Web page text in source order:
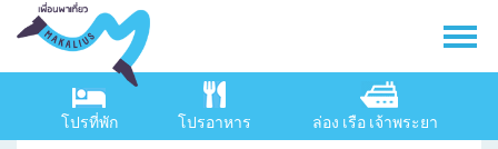
โปรที่พัก โปรอาหาร ล่อง เรือ เจ้าพระยา